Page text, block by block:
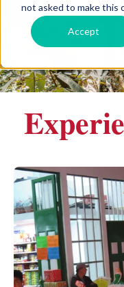
not asked to make this
Accept